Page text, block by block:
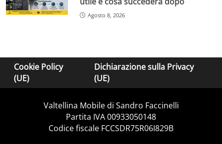
Agosto 8, 2026
Cookie Policy
(UE)
Dichiarazione sulla Privacy
(UE)
Valtellina Mobile di Sandro Faccinelli
Partita IVA 00933050148
Codice fiscale FCCSDR75R06I829B